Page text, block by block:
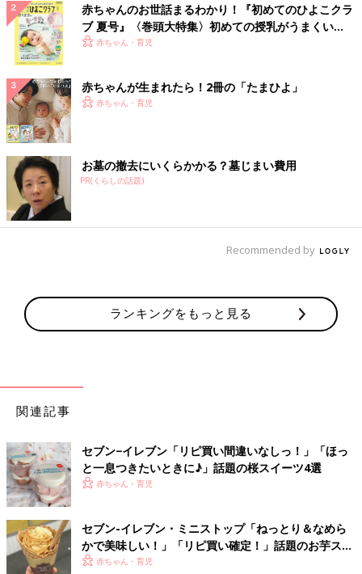
出典：Instagramアカウント「cocottogram」
cocoさんが購入したのはネーミングのインパクトがすごい「チ
ョコ沢ゴリ蔵」というチョコのアイス。思った以上にチョコがゴ
リゴリしていたそうです。チョコをしっかりと感じられそうなア
イスですね。
春らしいスイーツ！「春ぽんちゼリー」
出典：Instagramアカウント「saku7173」
sakuさんが購入したのはピンク色のかわいらしい「春ぽんちゼリ
ー」。ほんのり桜味がして美味しかったそうです。ゼリーがキラ
キラしていて見た目もきれいなゼリーですね。春を感じられそう
赤ちゃんのお世話まるわかり！『初めてのひよこクラ
ブ 夏号』〈巻頭大特集〉初めての授乳がうまくい
く！ おっぱい・ミルクの基本と夏のトラブル 解決テ
赤ちゃん・育児
赤ちゃんが生まれたら！2冊の「たまひよ」
赤ちゃん・育児
お墓の撤去にいくらかかる？墓じまい費用
PR(くらしの話題)
Recommended by
ランキングをもっと見る
関連記事
セブン−イレブン「リピ買い間違いなしっ！」「ほっ
と一息つきたいときに♪」話題の桜スイーツ4選
赤ちゃん・育児
セブン-イレブン・ミニストップ「ねっとり＆なめら
かで美味しい！」「リピ買い確定！」話題のお芋スイ
ーツ4選
赤ちゃん・育児